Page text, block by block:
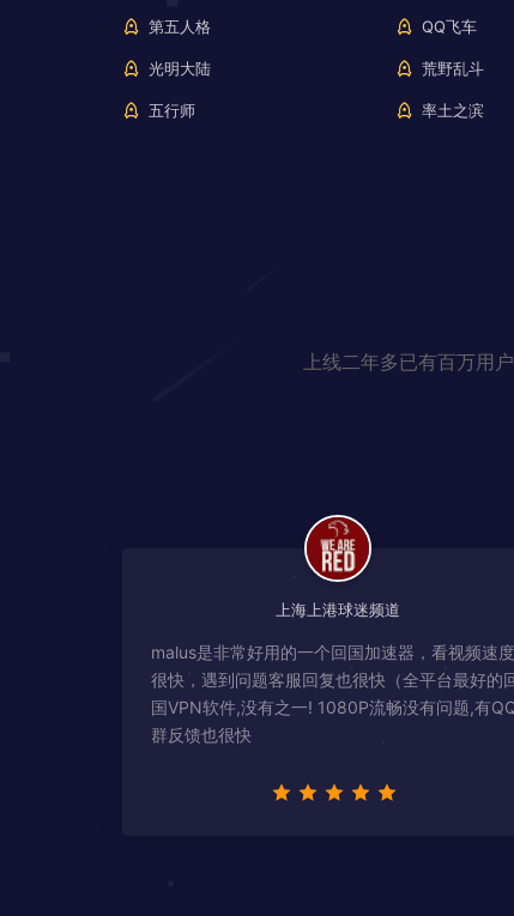
第五人格 QQ飞车
光明大陆 荒野乱斗
五行师 率土之滨
上线二年多已有百万用
上海上港球迷频道
malus是非常好用的一个回国加速器，看视频速度
很快，遇到问题客服回复也很快（全平台最好的
国VPN软件,没有之一! 1080P流畅没有问题,有
群反馈也很快